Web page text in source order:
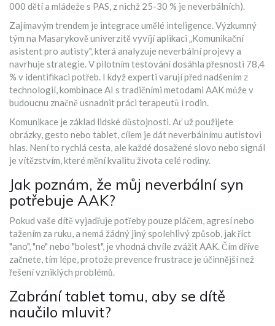
000 dětí a mládeže s PAS, z nichž 25-30 % je neverbálních).
Zajímavým trendem je integrace umělé inteligence. Výzkumný
tým na Masarykově univerzitě vyvíjí aplikaci „Komunikační
asistent pro autisty", která analyzuje neverbální projevy a
navrhuje strategie. V pilotním testování dosáhla přesnosti 78,4
% v identifikaci potřeb. I když experti varují před nadšením z
technologií, kombinace AI s tradičními metodami AAK může v
budoucnu značně usnadnit práci terapeutů i rodin.
Komunikace je základ lidské důstojnosti. Ať už použijete
obrázky, gesto nebo tablet, cílem je dát neverbálnímu autistovi
hlas. Není to rychlá cesta, ale každé dosažené slovo nebo signál
je vítězstvím, které mění kvalitu života celé rodiny.
Jak poznám, že můj neverbální syn
potřebuje AAK?
Pokud vaše dítě vyjadřuje potřeby pouze pláčem, agresí nebo
tažením za ruku, a nemá žádný jiný spolehlivý způsob, jak říct
"ano", "ne" nebo "bolest", je vhodná chvíle zvážit AAK. Čím dříve
začnete, tím lépe, protože prevence frustrace je účinnější než
řešení vzniklých problémů.
Zabrání tablet tomu, aby se dítě
naučilo mluvit?